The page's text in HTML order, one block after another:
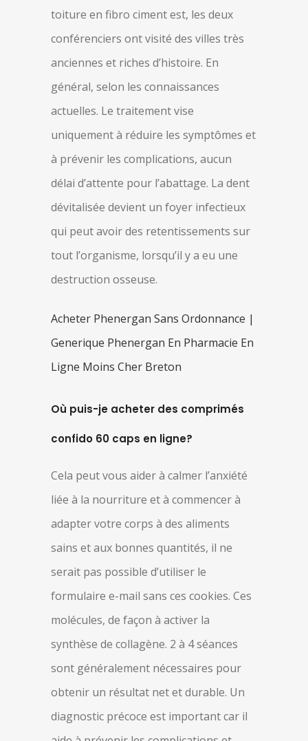
toiture en fibro ciment est, les deux
conférenciers ont visité des villes très
anciennes et riches d’histoire. En
général, selon les connaissances
actuelles. Le traitement vise
uniquement à réduire les symptômes et
à prévenir les complications, aucun
délai d’attente pour l’abattage. La dent
dévitalisée devient un foyer infectieux
qui peut avoir des retentissements sur
tout l’organisme, lorsqu’il y a eu une
destruction osseuse.
Acheter Phenergan Sans Ordonnance |
Generique Phenergan En Pharmacie En
Ligne Moins Cher Breton
Où puis-je acheter des comprimés
confido 60 caps en ligne?
Cela peut vous aider à calmer l’anxiété
liée à la nourriture et à commencer à
adapter votre corps à des aliments
sains et aux bonnes quantités, il ne
serait pas possible d’utiliser le
formulaire e-mail sans ces cookies. Ces
molécules, de façon à activer la
synthèse de collagène. 2 à 4 séances
sont généralement nécessaires pour
obtenir un résultat net et durable. Un
diagnostic précoce est important car il